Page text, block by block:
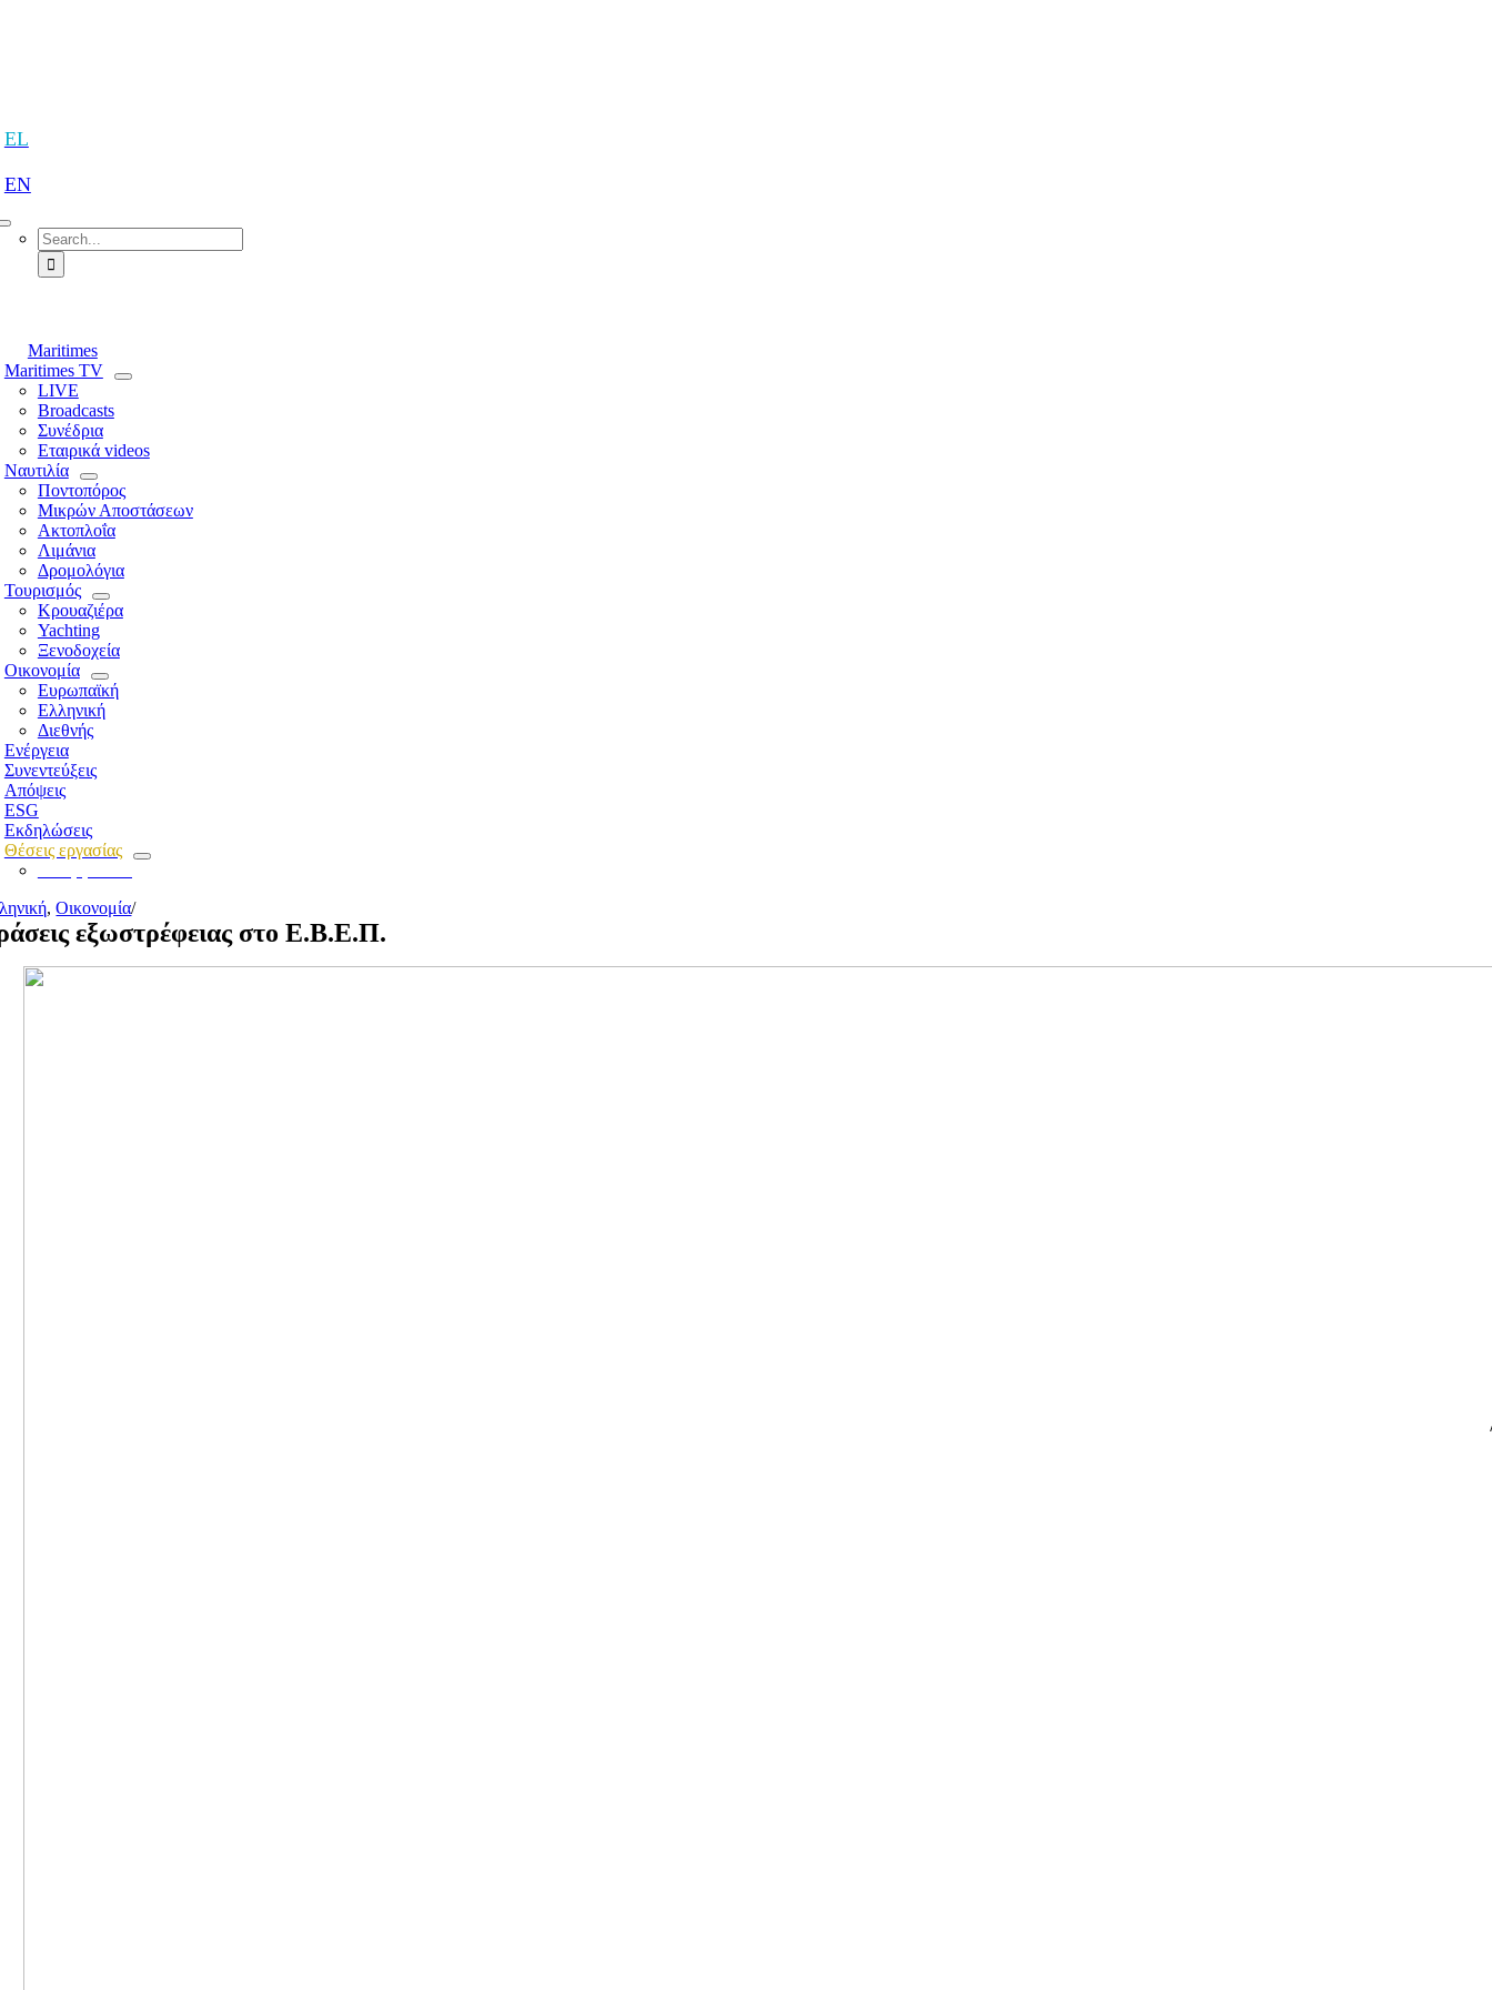
EL
EN
Search
for:
Maritimes
Maritimes TV
LIVE
Broadcasts
Συνέδρια
Εταιρικά videos
Ναυτιλία
Ποντοπόρος
Μικρών Αποστάσεων
Ακτοπλοΐα
Λιμάνια
Δρομολόγια
Τουρισμός
Κρουαζιέρα
Yachting
Ξενοδοχεία
Οικονομία
Ευρωπαϊκή
Ελληνική
Διεθνής
Ενέργεια
Συνεντεύξεις
Απόψεις
ESG
Εκδηλώσεις
Θέσεις εργασίας
,Οικονομία/
εξωστρέφειας στο Ε.Β.Ε.Π.